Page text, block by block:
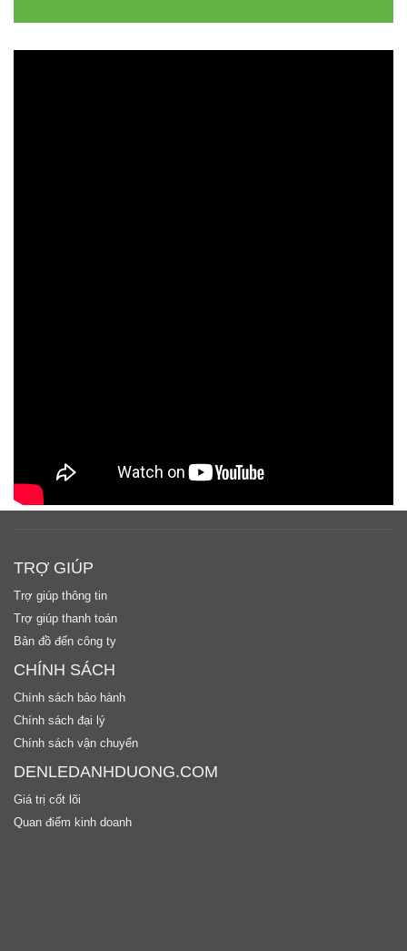
TRỢ GIÚP
Trợ giúp thông tin
Trợ giúp thanh toán
Bản đồ đến công ty
CHÍNH SÁCH
Chính sách bảo hành
Chính sách đại lý
Chính sách vận chuyển
DENLEDANHDUONG.COM
Giá trị cốt lõi
Quan điểm kinh doanh